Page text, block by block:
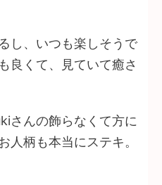
し、いつも楽しそうで
良くて、見ていて癒さ
さんの飾らなくて方に
人柄も本当にステキ。